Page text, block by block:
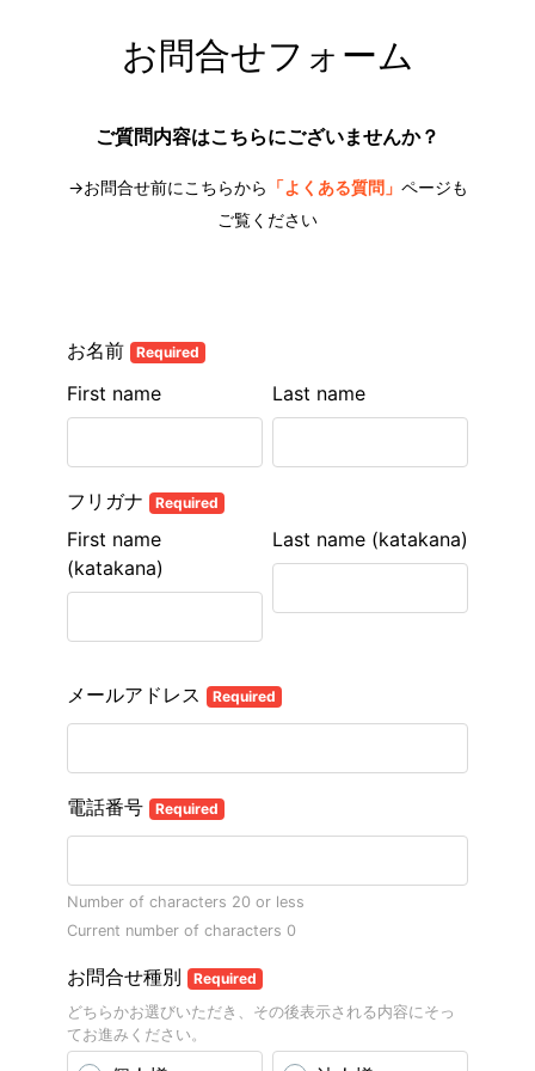
お問合せフォーム
ご質問内容はこちらにございませんか？
→お問合せ前にこちらから 「よくある質問」 ページも
ご覧ください
お名前 Required
Last name
First name
フリガナ Required
Last name (katakana)
First name
(katakana)
メールアドレス Required
電話番号 Required
Number of characters 20 or less
Current number of characters 0
お問合せ種別 Required
どちらかお選びいただき、その後表示される内容にそっ
てお進みください。